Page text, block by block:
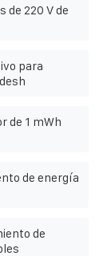
de 220 V de
para
de 1 mWh
de energía
de